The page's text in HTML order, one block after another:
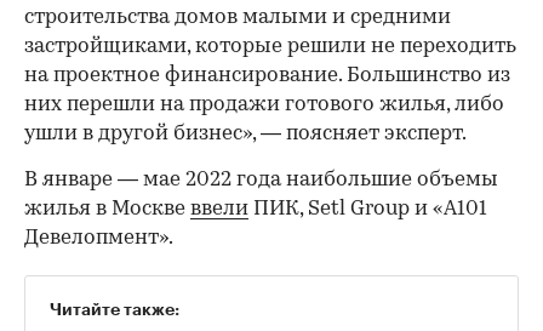
строительства домов малыми и средними
застройщиками, которые решили не переходить
на проектное финансирование. Большинство из
них перешли на продажи готового жилья, либо
ушли в другой бизнес», — поясняет эксперт.
В январе — мае 2022 года наибольшие объемы
жилья в Москве ввели ПИК, Setl Group и «А101
Девелопмент».
Читайте также: